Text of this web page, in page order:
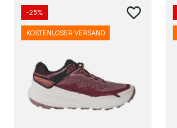
-25%
KOSTENLOSER VERSAND
favorite_border